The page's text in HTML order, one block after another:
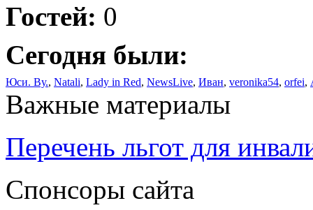
Гостей: 0
Сегодня были:
Юси. Ву., Natali, Lady in Red, NewsLive, Иван, veronika54, orfei,
Важные материалы
Перечень льгот для
Спонсоры сайта